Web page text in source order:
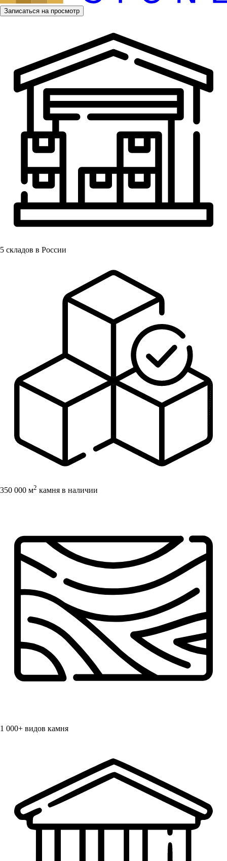
Записаться на просмотр
5 складов в России
350 000 м2 камня в наличии
1 000+ видов камня